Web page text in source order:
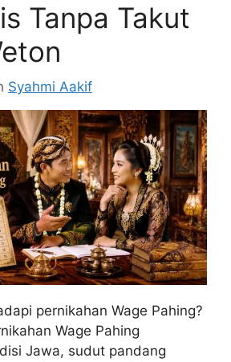
Tanpa Takut
Syahmi Aakif
pernikahan Wage Pahing?
Wage Pahing
Jawa, sudut pandang